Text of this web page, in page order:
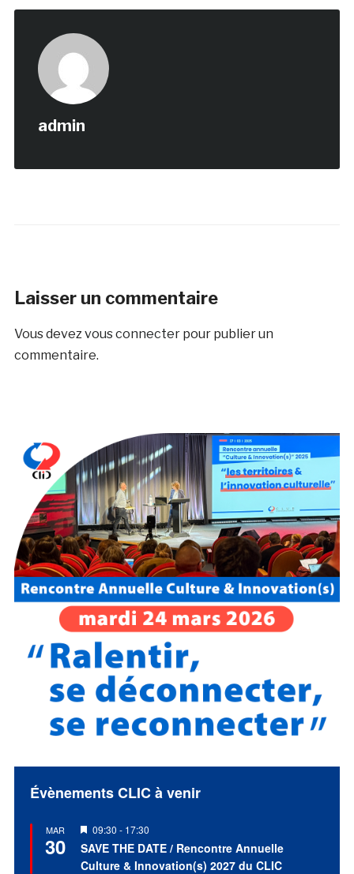
admin
Laisser un commentaire
Vous devez vous connecterpour publier un
commentaire.
Évènements CLIC à venir
MAR
30
Mis
en
avant
09:30 - 17:30
SAVE THE DATE / Rencontre Annuelle
Culture & Innovation(s) 2027 du CLIC